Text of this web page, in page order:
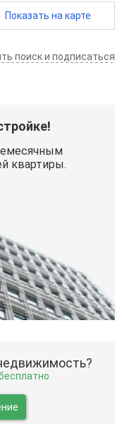
Показать на карте
поиск и подписаться
квартиры.